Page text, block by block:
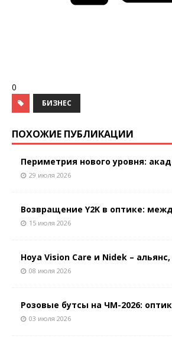
0
БИЗНЕС
ПОХОЖИЕ ПУБЛИКАЦИИ
Периметрия нового уровня:
29 июля 2026
Возвращение Y2K в оптике:
15 июля 2026
Hoya Vision Care и Nidek – альянс,
08 июля 2026
Розовые бутсы на ЧМ-2026:
03 июля 2026